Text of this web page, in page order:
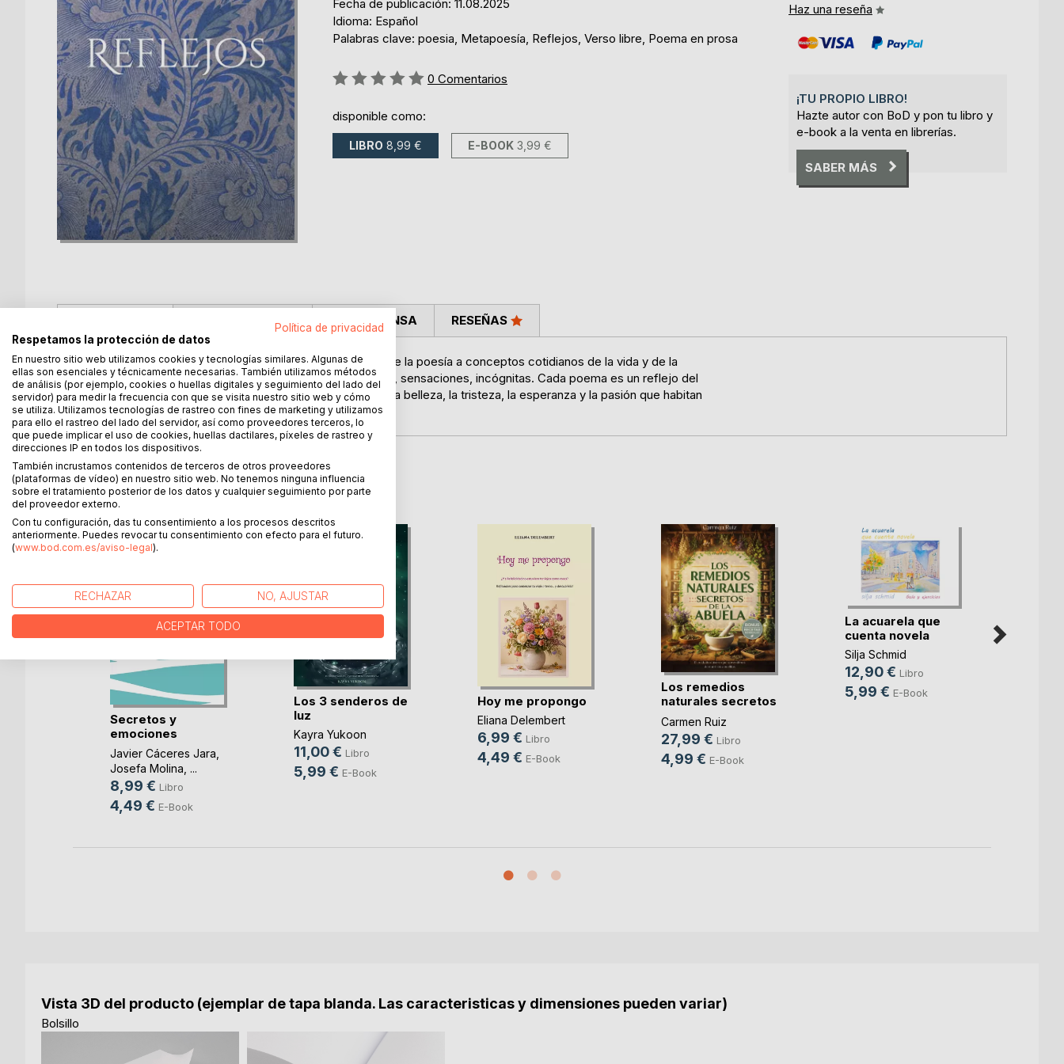
Fecha de publicación: 11.08.2025
Idioma: Español
Palabras clave: poesia, Metapoesía, Reflejos, Verso libre, Poema en prosa
Rating:
0 Comentarios
disponible como:
LIBRO 8,99 € E-BOOK 3,99 €
Haz una reseña
¡TU PROPIO LIBRO!
Hazte autor con BoD y pon tu libro y
e-book a la venta en librerías.
SABER MÁS
En este libro el autor se acerca a través del instrumento de la poesía a conceptos cotidianos de la vida y de la
naturaleza con el fín de entender sus sentimientos, dudas, sensaciones, incógnitas. Cada poema es un reflejo del
autor sobre la experiencia humana, una ventana abierta a la belleza, la tristeza, la esperanza y la pasión que habitan
en nuestro interior.
SOBRE EL AUTOR EN LA PRENSA RESEÑAS
MÁS TÍTULOS DEBoD
Secretos y
emociones
Javier Cáceres Jara
Josefa Molina , ...
8,99 € Libro
4,49 € E-Book
Los 3 senderos de
luz
Kayra Yukoon
11,00 € Libro
5,99 € E-Book
Hoy me propongo
Eliana Delembert
6,99 € Libro
4,49 € E-Book
Los remedios
naturales secretos
de(...)
Carmen Ruiz
27,99 € Libro
4,99 € E-Book
La acuarela que
cuenta novela
Silja Schmid
12,90 € Libro
5,99 € E-Book
Vista 3D del producto (ejemplar de tapa blanda. Las caracteristicas y dimensiones pueden variar)
Bolsillo
Política de privacidad
Respetamos la protección de datos
En nuestro sitio web utilizamos cookies y tecnologías similares. Algunas de
ellas son esenciales y técnicamente necesarias. También utilizamos métodos
de análisis (por ejemplo, cookies o huellas digitales y seguimiento del lado del
servidor) para medir la frecuencia con que se visita nuestro sitio web y cómo
se utiliza. Utilizamos tecnologías de rastreo con fines de marketing y utilizamos
para ello el rastreo del lado del servidor, así como proveedores terceros, lo
que puede implicar el uso de cookies, huellas dactilares, píxeles de rastreo y
direcciones IP en todos los dispositivos.
También incrustamos contenidos de terceros de otros proveedores
(plataformas de vídeo) en nuestro sitio web. No tenemos ninguna influencia
sobre el tratamiento posterior de los datos y cualquier seguimiento por parte
del proveedor externo.
Con tu configuración, das tu consentimiento a los procesos descritos
anteriormente. Puedes revocar tu consentimiento con efecto para el futuro.
(www.bod.com.es/aviso-legal).
RECHAZAR NO, AJUSTAR
ACEPTAR TODO